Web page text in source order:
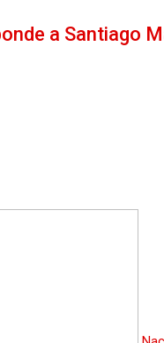
Email a Santiago